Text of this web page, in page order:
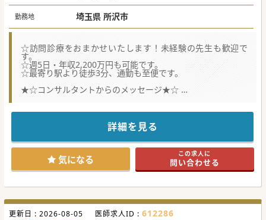
勤務地 埼玉県 所沢市
☆訪問診療をおまかせいたします！未経験の先生も歓迎で
す。
☆週5日・年収2,200万円も可能です。
☆最寄り駅より徒歩3分、通勤も至便です。
★☆コンサルタントからのメッセージ★☆
埼玉県所沢市にある総合クリニックからの募集です。
査を完結できます。
詳細について、ぜひお気軽にお問い合わせください。
#秋入職可
詳細を見る
気になる この求人に
問い合わせる
更新日 : 2026-08-05 医師求人ID : 612286